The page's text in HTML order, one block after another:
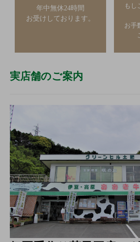
年中無休24時間
お受けしております。
もし
お手
実店舗のご案内